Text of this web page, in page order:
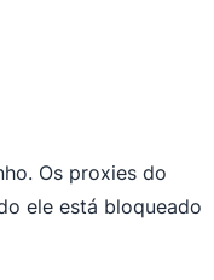
Os proxies do
ele está bloqueado